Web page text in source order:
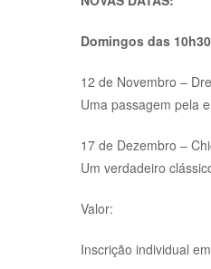
Domingos das
12 de Novembro –
Uma passagem pela
17 de Dezembro –
Um verdadeiro
Valor:
Inscrição individual